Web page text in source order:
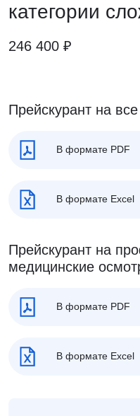
категории
246 400 ₽
Прейскурант на
В формате PDF
В формате Excel
Прейскурант на
медицинские
В формате PDF
В формате Excel